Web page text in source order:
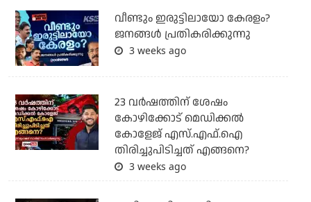
വീണ്ടും ഇരുട്ടിലായോ കേരളം?
ജനങ്ങൾ പ്രതികരിക്കുന്നു
3 weeks ago
23 വർഷത്തിന് ശേഷം
കോഴിക്കോട് മെഡിക്കൽ
കോളേജ് എസ്.എഫ്.ഐ
തിരിച്ചുപിടിച്ചത് എങ്ങനെ?
3 weeks ago